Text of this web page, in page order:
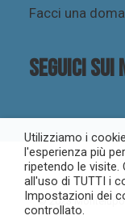
Facci una
Seguici
© 2023
Utilizziamo i
l'esperienza più
ripetendo le visite.
all'uso di TUTTI i
Impostazioni dei
controllato.